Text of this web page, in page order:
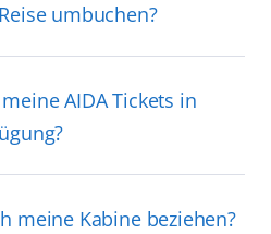
umbuchen?
AIDA Tickets in
meine Kabine beziehen?